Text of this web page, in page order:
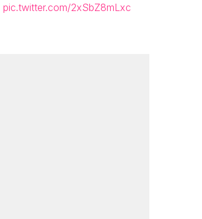
pic.twitter.com/2xSbZ8mLxc